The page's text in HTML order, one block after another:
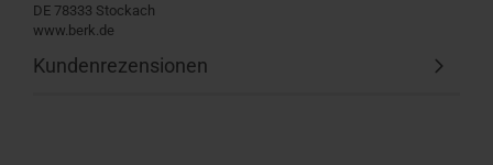
DE 78333 Stockach
www.berk.de
Kundenrezensionen